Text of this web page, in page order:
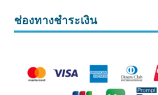
ช่องทางชำระเงิน